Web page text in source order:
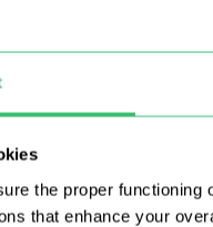
the proper
that enhance your